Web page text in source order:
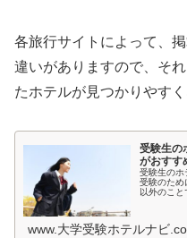
各旅行サイトによって、
違いがありますので、そ
たホテルが見つかりやすく
受験生の
がおすす
受験生のホ
受験のため
以外のこと
www.大学受験ホテルナビ